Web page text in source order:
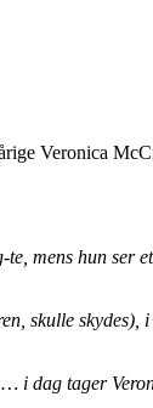
Veronica
mens hun
skulle
i dag tager